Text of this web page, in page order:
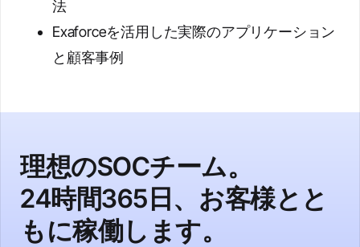
法
Exaforceを活用した実際のアプリケーション
と顧客事例
理想のSOCチーム。
24時間365日、お客様とと
もに稼働します。